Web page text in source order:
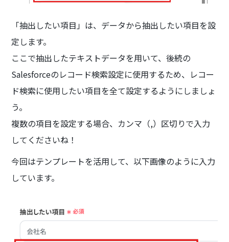
「抽出したい項目」は、データから抽出したい項目を設
定します。
ここで抽出したテキストデータを用いて、後続の
Salesforceのレコード検索設定に使用するため、レコー
ド検索に使用したい項目を全て設定するようにしましょ
う。
複数の項目を設定する場合、カンマ（,）区切りで入力
してくださいね！
今回はテンプレートを活用して、以下画像のように入力
しています。